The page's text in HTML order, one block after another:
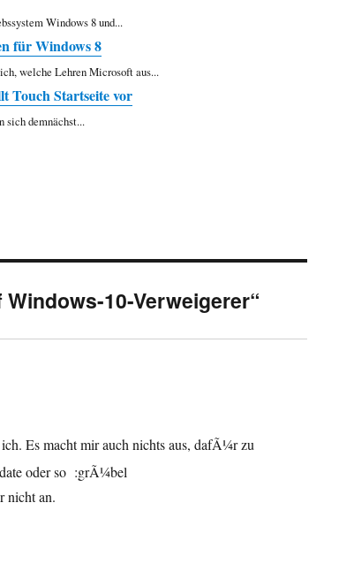
Windows 8 und...
für Windows 8
welche Lehren Microsoft aus...
Touch Startseite vor
sich demnächst...
10-Verweigerer“
Es macht mir auch nichts aus, dafÃ¼r zu
oder so :grÃ¼bel
nicht an.